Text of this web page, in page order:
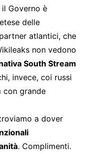
Governo è
delle
atlantici, che
non vedono
South Stream
invece, coi russi
con grande
a dover
. Complimenti.